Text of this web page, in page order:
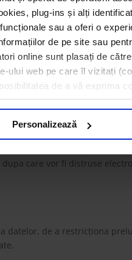
plug-ins și alți
sau a oferi o
de pe site sau
online sunt plasați de
ului web pe care îl vizitați
de a vă exprima
Personalizează
proces decizional
va rugam sa consultati
internaționale.
care vor fi distruse
datelor, de a restricționa